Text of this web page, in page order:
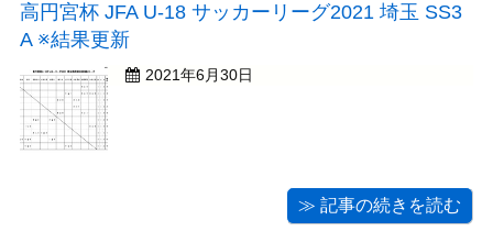
高円宮杯 JFA U-18 サッカーリーグ2021 埼玉 SS3
A ※結果更新
2021年6月30日
≫ 記事の続きを読む